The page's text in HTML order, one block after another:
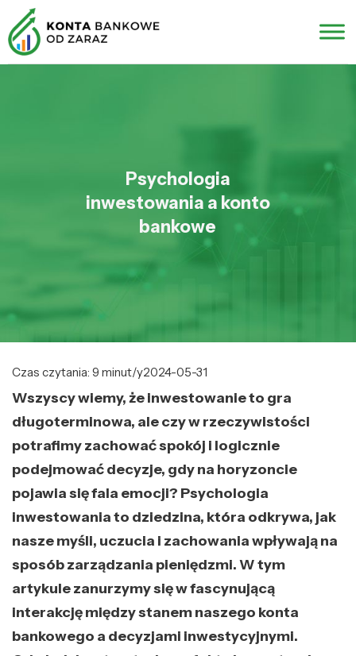
Psychologia
inwestowania a konto
bankowe
Czas czytania: 9 minut/y2024-05-31
Wszyscy wiemy, że inwestowanie to gra
długoterminowa, ale czy w rzeczywistości
potrafimy zachować spokój i logicznie
podejmować decyzje, gdy na horyzoncie
pojawia się fala emocji? Psychologia
inwestowania to dziedzina, która odkrywa, jak
nasze myśli, uczucia i zachowania wpływają na
sposób zarządzania pieniędzmi. W tym
artykule zanurzymy się w fascynującą
interakcję między stanem naszego konta
bankowego a decyzjami inwestycyjnymi.